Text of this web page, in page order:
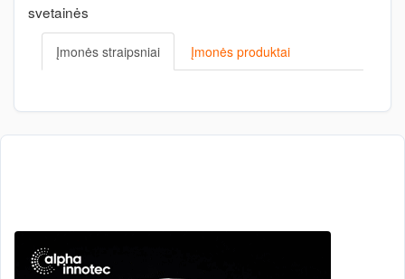
svetainės
Įmonės straipsniai Įmonės produktai